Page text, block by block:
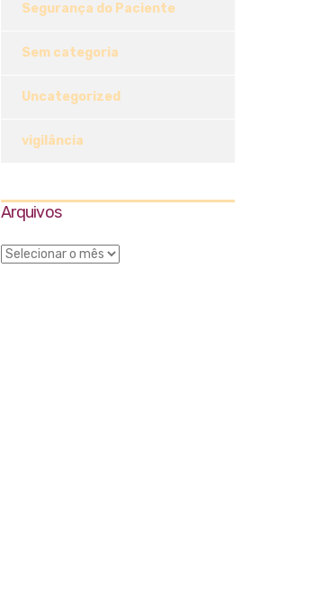
Segurança do Paciente
Sem categoria
Uncategorized
vigilância
Arquivos